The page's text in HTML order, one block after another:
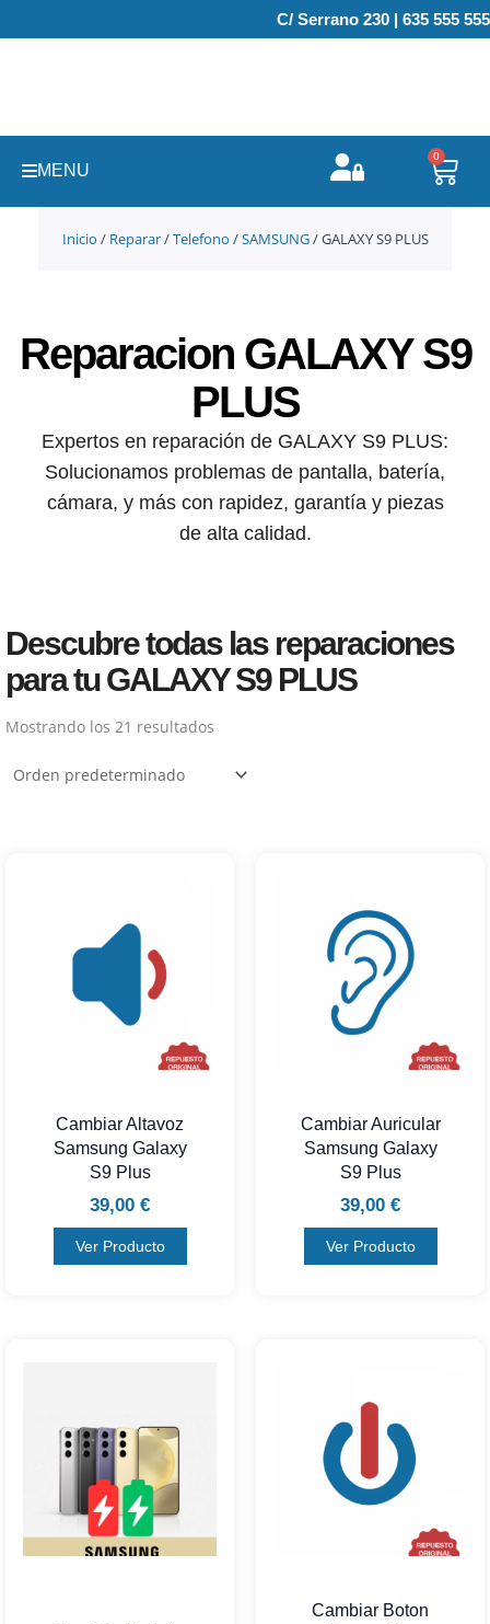
al
C/ Serrano 230 | 635 555 555
MENU
0
Inicio / Reparar/Telefono /SAMSUNG/ GALAXY S9 PLUS
Reparacion GALAXY S9
PLUS
Expertos en reparación de GALAXY S9 PLUS:
Solucionamos problemas de pantalla, batería,
cámara, y más con rapidez, garantía y piezas
de alta calidad.
Descubre todas las reparaciones
para tu GALAXY S9 PLUS
Mostrando los 21 resultados
Cambiar Altavoz
Samsung Galaxy
S9 Plus
39,00 €
Ver Producto
Cambiar Auricular
Samsung Galaxy
S9 Plus
39,00 €
Ver Producto
Cambiar Boton